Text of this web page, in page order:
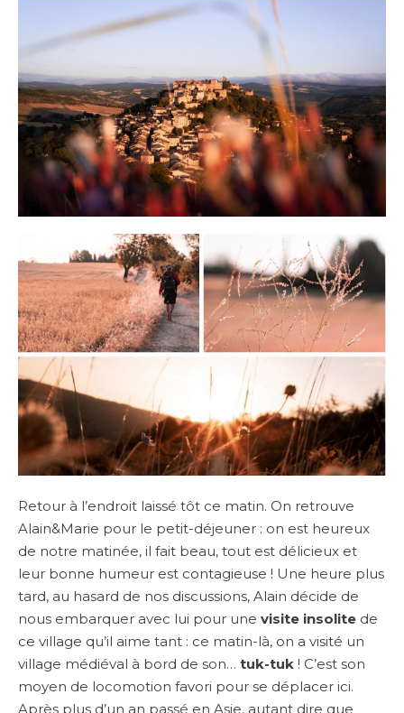
Retour à l’endroit laissé tôt ce matin. On retrouve
Alain&Marie pour le petit-déjeuner : on est heureux
de notre matinée, il fait beau, tout est délicieux et
leur bonne humeur est contagieuse ! Une heure plus
tard, au hasard de nos discussions, Alain décide de
nous embarquer avec lui pour une visite insolite de
ce village qu’il aime tant : ce matin-là, on a visité un
village médiéval à bord de son… tuk-tuk ! C’est son
moyen de locomotion favori pour se déplacer ici.
Après plus d’un an passé en Asie, autant dire que